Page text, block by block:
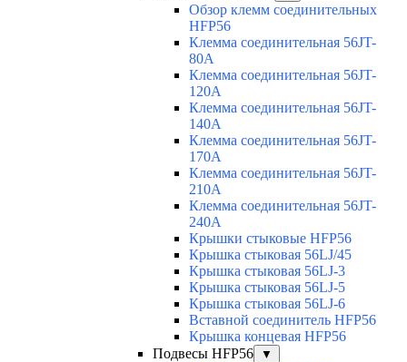
Обзор клемм соединительных
HFP56
Клемма соединительная 56JT-
80A
Клемма соединительная 56JT-
120A
Клемма соединительная 56JT-
140A
Клемма соединительная 56JT-
170A
Клемма соединительная 56JT-
210A
Клемма соединительная 56JT-
240A
Крышки стыковые HFP56
Крышка стыковая 56LJ/45
Крышка стыковая 56LJ-3
Крышка стыковая 56LJ-5
Крышка стыковая 56LJ-6
Вставной соединитель HFP56
Крышка концевая HFP56
Подвесы HFP56
▼